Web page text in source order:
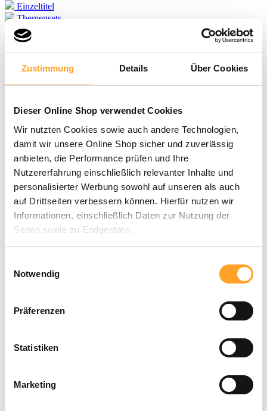
Zustimmung Details Über Cookies
Dieser Online Shop verwendet Cookies
Wir nutzten Cookies sowie auch andere Technologien,
damit wir unsere Online Shop sicher und zuverlässig
anbieten, die Performance prüfen und Ihre
Nutzererfahrung einschließlich relevanter Inhalte und
personalisierter Werbung sowohl auf unseren als auch
auf Drittseiten verbessern können. Hierfür nutzen wir
Informationen, einschließlich Daten zur Nutzung der
Seiten sowie zu Endgeräten.
Verwendung dieser Technologien ein. Unter „Anpassen“
können Sie eine Auswahl der Dienste vornehmen oder
diese ablehnen. Die Einwilligung können Sie jederzeit mit
Wirkung für die Zukunft einzeln widerrufen oder ändern.
Notwendig
Präferenzen
Statistiken
Marketing
Einzeltitel
Themensets
Klassenbibliotheken
Bambini Kindertitel
Einzeltitel
Themensets
Sale
Downloads
Kostenloses Benny Blu Material für Kinder
Benny Blu des Monats
Bambini des Monats
Ausmalbilder
Basteltipps
Rezepte
Menü schließen
Jetzt registrieren
Mein Konto
Ihr Konto